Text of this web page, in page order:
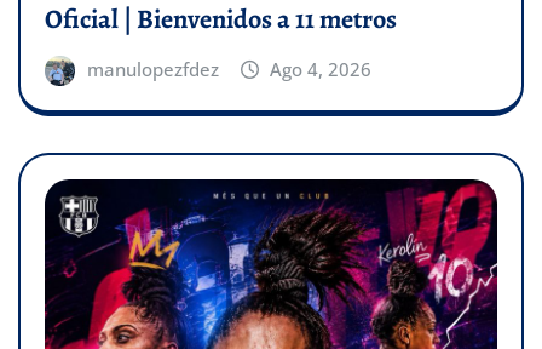
Oficial | Bienvenidos a 11 metros
manulopezfdez Ago 4, 2026